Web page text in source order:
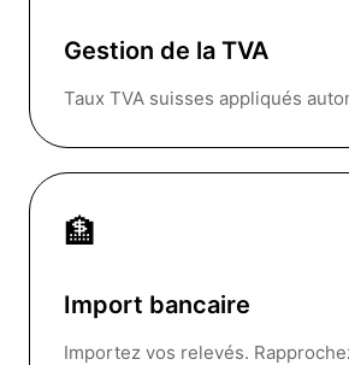
Gestion de la TVA
Taux TVA suisses appliqués
🏦
Import bancaire
Importez vos relevés.